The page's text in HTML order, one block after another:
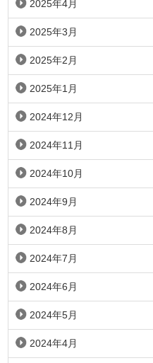
2025年4月
2025年3月
2025年2月
2025年1月
2024年12月
2024年11月
2024年10月
2024年9月
2024年8月
2024年7月
2024年6月
2024年5月
2024年4月